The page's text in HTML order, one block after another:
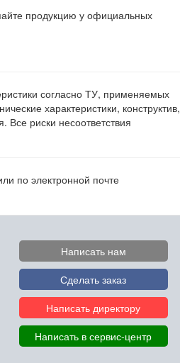
продукцию у официальных
согласно ТУ, применяемых
характеристики, конструктив,
риски несоответствия
по электронной почте
Написать нам
Сделать заказ
Написать директору
Написать в сервис-центр